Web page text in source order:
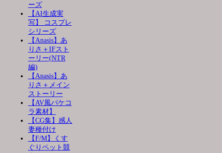
ーズ
【AI生成実
写】 コスプレ
シリーズ
【Anasis】あ
りさ＋IFスト
ーリー(NTR
編)
【Anasis】あ
りさ＋メイン
ストーリー
【AV風パケコ
ラ素材】
【CG集】感人
妻種付け
【F/M】くす
ぐりペット競